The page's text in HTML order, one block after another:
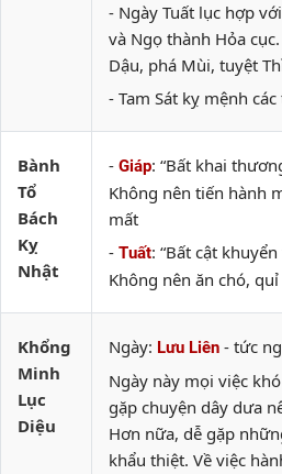
- Ngày Tuất lục hợp
và Ngọ thành Hỏa
Dậu, phá Mùi, tuyệt
- Tam Sát kỵ mệnh
Bành
Tổ
Bách
Kỵ
Nhật
- Giáp: “Bất khai
Không nên tiến hành
mất
- Tuất: “Bất cật
Không nên ăn chó,
Khổng
Minh
Lục
Diệu
Ngày: Lưu Liên - tức
Ngày này mọi việc
gặp chuyện dây dưa
Hơn nữa, dễ gặp
khẩu thiệt. Về việc